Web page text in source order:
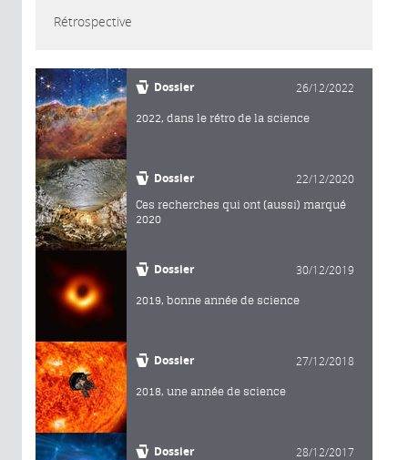
Rétrospective
Dossier 26/12/2022
2022, dans le rétro de la science
Dossier 22/12/2020
Ces recherches qui ont (aussi) marqué
2020
Dossier 30/12/2019
2019, bonne année de science
Dossier 27/12/2018
2018, une année de science
Dossier 28/12/2017